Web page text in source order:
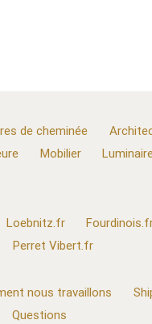
de cheminée
Mobilier
Loebnitz.fr
Perret Vibert.fr
nous travaillons
Questions